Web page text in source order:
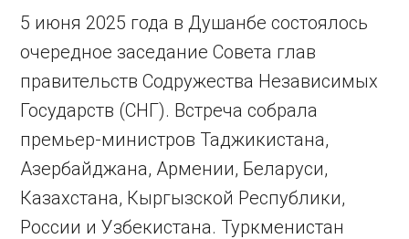
5 июня 2025 года в Душанбе состоялось
очередное заседание Совета глав
правительств Содружества Независимых
Государств (СНГ). Встреча собрала
премьер-министров Таджикистана,
Азербайджана, Армении, Беларуси,
Казахстана, Кыргызской Республики,
России и Узбекистана. Туркменистан